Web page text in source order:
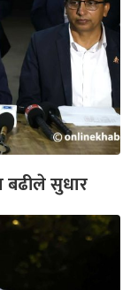
बढीले सुधार